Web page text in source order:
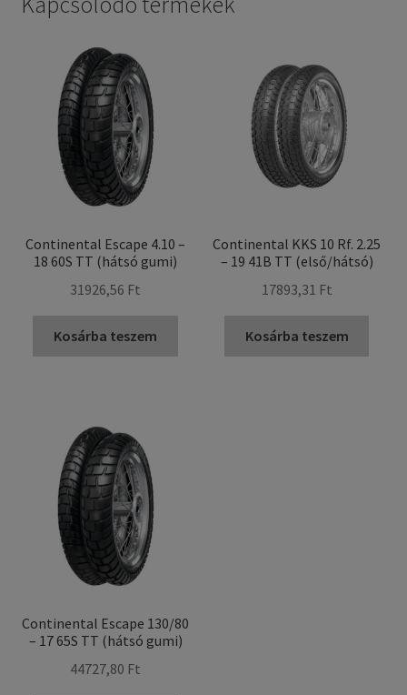
Continental Escape 4.10 –
18 60S TT (hátsó gumi)
31926,56 Ft
Kosárba teszem
Continental KKS 10 Rf. 2.25
– 19 41B TT (első/hátsó)
17893,31 Ft
Kosárba teszem
Continental Escape 130/80
– 17 65S TT (hátsó gumi)
44727,80 Ft